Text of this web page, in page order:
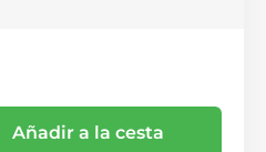
Añadir a la cesta